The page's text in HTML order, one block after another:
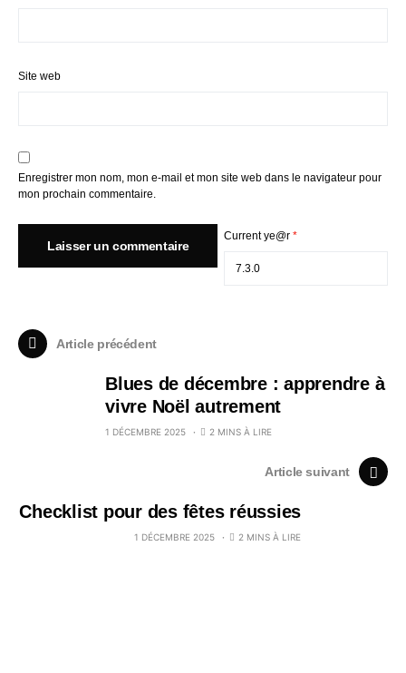
Site web
Enregistrer mon nom, mon e-mail et mon site web dans le navigateur pour
mon prochain commentaire.
Current ye@r *
Article précédent
Blues de décembre : apprendre à
vivre Noël autrement
1 DÉCEMBRE 2025 2 MINS À LIRE
Article suivant
Checklist pour des fêtes réussies
1 DÉCEMBRE 2025 2 MINS À LIRE